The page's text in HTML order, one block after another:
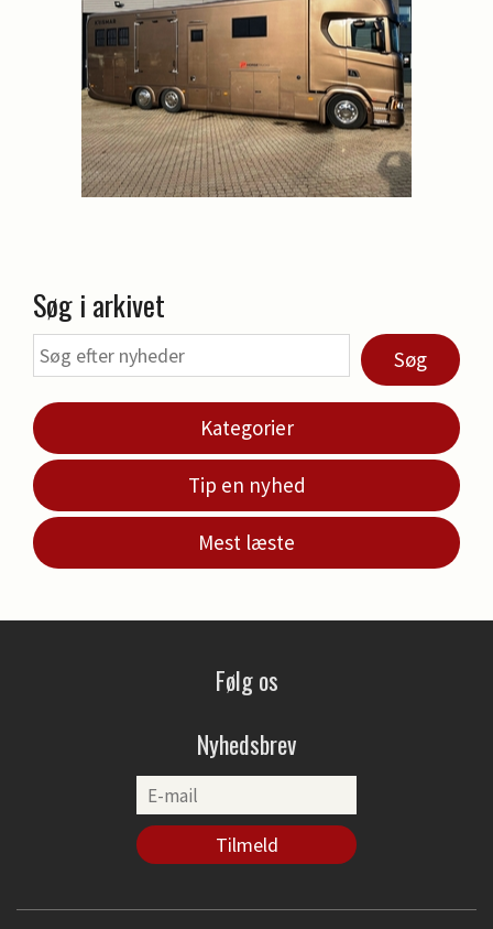
Søg i arkivet
Søg
Kategorier
Tip en nyhed
Mest læste
Følg os
Nyhedsbrev